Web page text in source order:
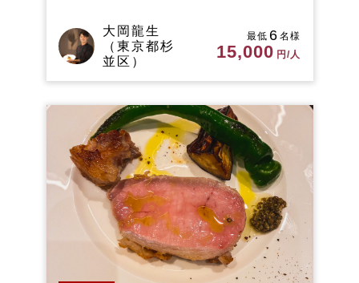
大岡龍生
（東京都杉
並区）
最低 6 名様
15,000 円/人